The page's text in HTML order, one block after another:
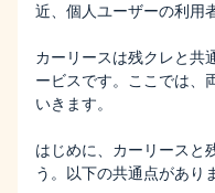
近、個人ユーザーの利用
カーリースは残クレと共
ービスです。ここでは、
いきます。
はじめに、カーリースと
う。以下の共通点があり